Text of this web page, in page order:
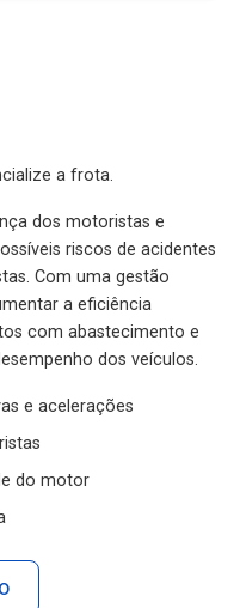
a frota.
dos motoristas e
riscos de acidentes
Com uma gestão
a eficiência
com abastecimento e
dos veículos.
e acelerações
do motor